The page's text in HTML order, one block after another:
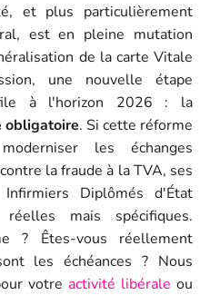
et plus particulièrement
est en pleine mutation
de la carte Vitale
une nouvelle étape
à l'horizon 2026 : la
obligatoire. Si cette réforme
les échanges
la fraude à la TVA, ses
Diplômés d'État
mais spécifiques.
? Êtes-vous réellement
les échéances ? Nous
votreactivité libérale ou